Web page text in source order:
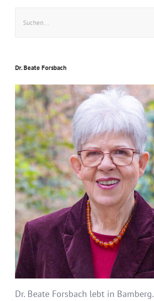
nach:
Dr. Beate Forsbach
Dr. Beate Forsbach lebt in Bamberg.